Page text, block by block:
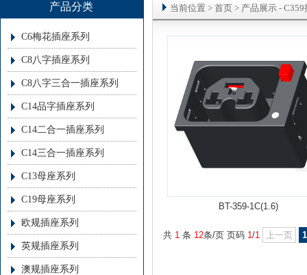
产品分类
C6梅花插座系列
C8八字插座系列
C8八字三合一插座系列
C14品字插座系列
C14二合一插座系列
C14三合一插座系列
C13母座系列
C19母座系列
欧规插座系列
英规插座系列
澳规插座系列
当前位置 > 首页 > 产品展示 - C359
BT-359-1C(1.6)
共 1 条 12条/页 页码 1/1 上一页 1